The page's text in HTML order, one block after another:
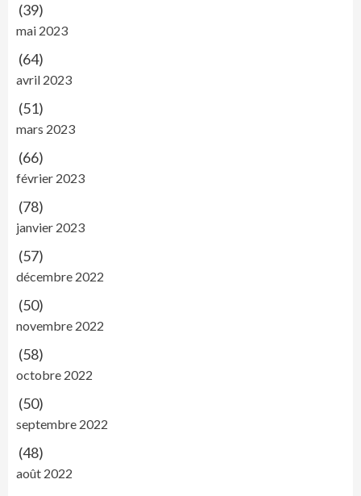
(39)
mai 2023
(64)
avril 2023
(51)
mars 2023
(66)
février 2023
(78)
janvier 2023
(57)
décembre 2022
(50)
novembre 2022
(58)
octobre 2022
(50)
septembre 2022
(48)
août 2022